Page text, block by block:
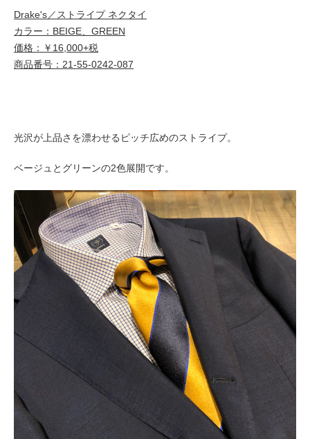
Drake's／ストライプ ネクタイ
カラー：BEIGE、GREEN
価格：￥16,000+税
商品番号：21-55-0242-087
光沢が上品さを漂わせるピッチ広めのストライプ。
ベージュとグリーンの2色展開です。